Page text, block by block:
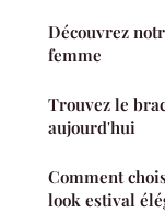
Découvrez
femme
Trouvez le
aujourd'hui
Comment
look estival